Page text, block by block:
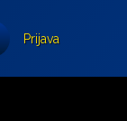
Prijava